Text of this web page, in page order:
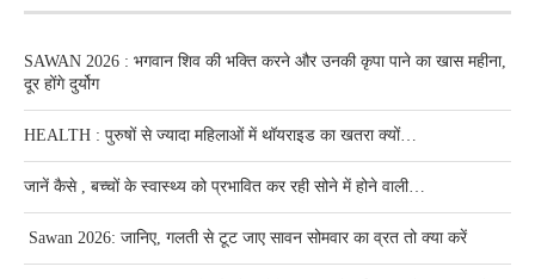
SAWAN 2026 : भगवान शिव की भक्ति करने और उनकी कृपा पाने का खास महीना,
दूर होंगे दुर्योग
HEALTH : पुरुषों से ज्यादा महिलाओं में थॉयराइड का खतरा क्यों…
जानें कैसे , बच्चों के स्वास्थ्य को प्रभावित कर रही सोने में होने वाली…
Sawan 2026: जानिए, गलती से टूट जाए सावन सोमवार का व्रत तो क्या करें